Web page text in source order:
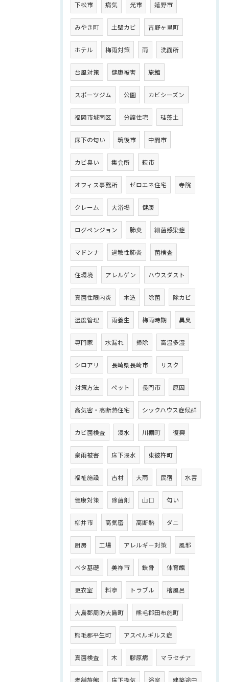
下松市 病気 光市 嬉野市
みやき町 土壁カビ 吉野ヶ里町
ホテル 梅雨対策 雨 洗面所
台風対策 健康被害 旅館
スポーツジム 公園 カビシーズン
福岡市城南区 分譲住宅 珪藻土
床下の匂い 筑後市 中間市
カビ臭い 集会所 萩市
オフィス事務所 ゼロエネ住宅 寺院
クレーム 大浴場 健康
ログペンジョン 肺炎 細菌感染症
マドンナ 過敏性肺炎 菌検査
住環境 アレルゲン ハウスダスト
真菌性眼内炎 木造 除菌 除カビ
湿度管理 雨養生 梅雨時期 異臭
専門家 水漏れ 掃除 高温多湿
シロアリ 長崎県長崎市 リスク
対策方法 ペット 長門市 原因
高気密・高断熱住宅 シックハウス症候群
カビ菌検査 浸水 川棚町 復興
豪雨被害 床下浸水 東彼杵町
福祉施設 古材 大雨 民宿 水害
健康対策 除菌剤 山口 匂い
柳井市 高気密 高断熱 ダニ
厨房 工場 アレルギー対策 風邪
ベタ基礎 美祢市 鉄骨 体育館
更衣室 料亭 トラブル 檜風呂
大島郡周防大島町 熊毛郡田布施町
熊毛郡平生町 アスペルギルス症
真菌検査 木 膠原病 マラセチア
老舗旅館 床下換気 浴室 建築途中